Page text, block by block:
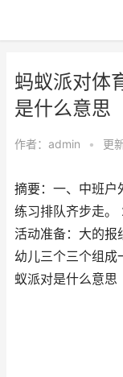
蚂蚁派对体
是什么意思
作者： admin • 更
摘要：一、中班户
练习排队齐步走。
活动准备：大的报
幼儿三个三个组成
蚁派对是什么意思